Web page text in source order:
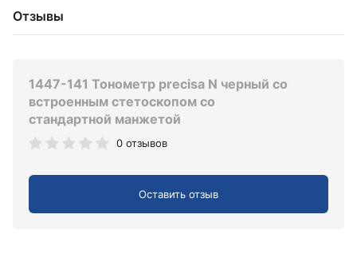
Отзывы
1447-141 Тонометр precisa N черный со
встроенным стетоскопом со
стандартной манжетой
0 отзывов
Оставить отзыв